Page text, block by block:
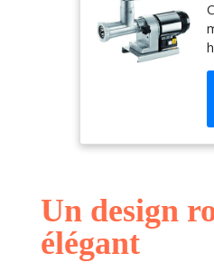
Un design
élégant